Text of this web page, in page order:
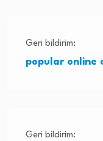
Geri bildirim:
popular online
Geri bildirim: